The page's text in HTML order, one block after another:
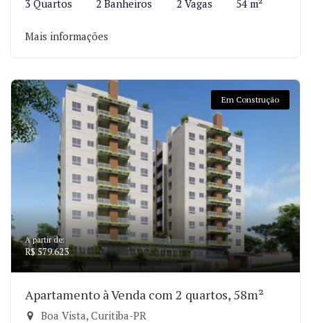
3 Quartos 2 Banheiros 2 Vagas 54 m²
Mais informações
Em Construção
A partir de:
R$ 579.623
Apartamento à Venda com 2 quartos, 58m²
Boa Vista, Curitiba-PR